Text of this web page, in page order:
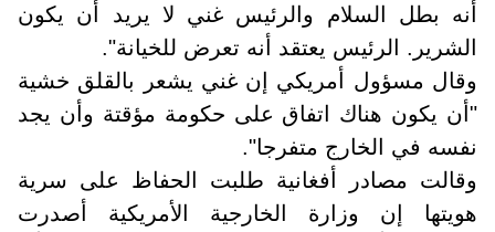
أنه بطل السلام والرئيس غني لا يريد أن يكون
الشرير. الرئيس يعتقد أنه تعرض للخيانة".
وقال مسؤول أمريكي إن غني يشعر بالقلق خشية
"أن يكون هناك اتفاق على حكومة مؤقتة وأن يجد
نفسه في الخارج متفرجا".
وقالت مصادر أفغانية طلبت الحفاظ على سرية
هويتها إن وزارة الخارجية الأمريكية أصدرت